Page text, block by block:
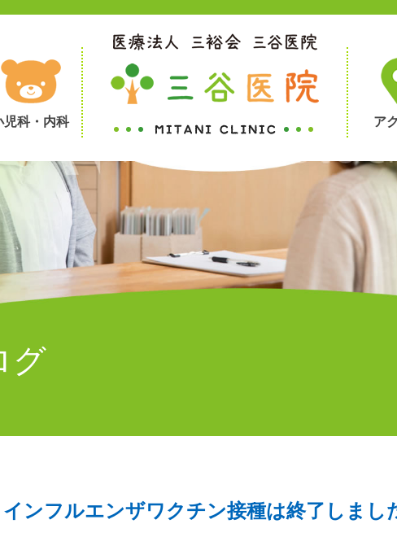
児科・内科 ア
グ
インフルエンザワクチン接種は終了しまし